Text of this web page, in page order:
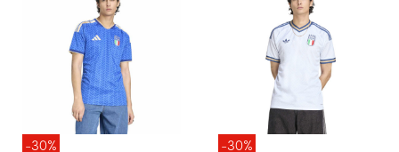
-30%
-30%